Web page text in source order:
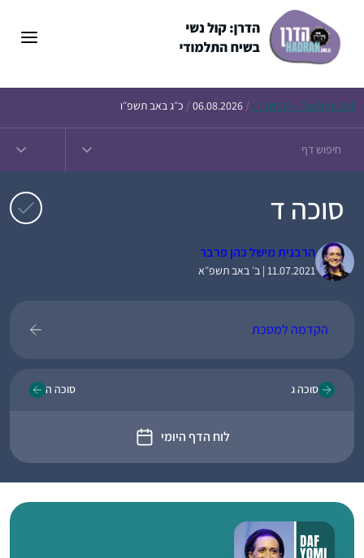
Today’s Daf – זבחים נ״ו /
06.08.2026
/ כ״ג באב תשפ״ו
סוכה ד
הרבנית מישל כהן פרבר
11.07.2021 | ב׳ באב תשפ״א
הקדמה למסכת
סוכה ג
לוח הדף היומי
סוכה ה